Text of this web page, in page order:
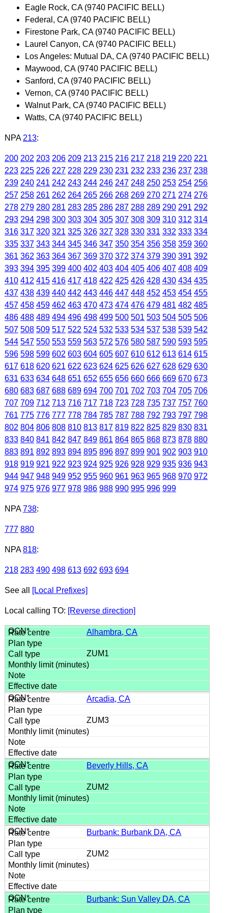
Eagle Rock, CA (9740 PACIFIC BELL)
Federal, CA (9740 PACIFIC BELL)
Firestone Park, CA (9740 PACIFIC BELL)
Laurel Canyon, CA (9740 PACIFIC BELL)
Los Angeles: Mutual DA, CA (9740 PACIFIC BELL)
Maywood, CA (9740 PACIFIC BELL)
Sanford, CA (9740 PACIFIC BELL)
Vernon, CA (9740 PACIFIC BELL)
Walnut Park, CA (9740 PACIFIC BELL)
Watts, CA (9740 PACIFIC BELL)
NPA 213:
200 202 203 206 209 213 215 216 217 218 219 220 221
223 225 226 227 228 229 230 231 232 233 236 237 238
239 240 241 242 243 244 246 247 248 250 253 254 256
257 258 261 262 264 265 266 268 269 270 271 274 276
278 279 280 281 283 285 286 287 288 289 290 291 292
293 294 298 300 303 304 305 307 308 309 310 312 314
316 317 320 321 325 326 327 328 330 331 332 333 334
335 337 343 344 345 346 347 350 354 356 358 359 360
361 362 363 364 367 369 370 372 374 379 390 391 392
393 394 395 399 400 402 403 404 405 406 407 408 409
410 412 415 416 417 418 422 425 426 428 430 434 435
437 438 439 440 442 443 446 447 448 452 453 454 455
457 458 459 462 463 470 473 474 476 479 481 482 485
486 488 489 494 496 498 499 500 501 503 504 505 506
507 508 509 517 522 524 532 533 534 537 538 539 542
544 547 550 553 559 563 572 576 580 587 590 593 595
596 598 599 602 603 604 605 607 610 612 613 614 615
617 618 620 621 622 623 624 625 626 627 628 629 630
631 633 634 648 651 652 655 656 660 666 669 670 673
680 683 687 688 689 694 700 701 702 703 704 705 706
707 709 712 713 716 717 718 723 728 735 737 757 760
761 775 776 777 778 784 785 787 788 792 793 797 798
802 804 806 808 810 813 817 819 822 825 829 830 831
833 840 841 842 847 849 861 864 865 868 873 878 880
883 891 892 893 894 895 896 897 899 901 902 903 910
918 919 921 922 923 924 925 926 928 929 935 936 943
944 947 948 949 952 955 960 961 963 965 968 970 972
974 975 976 977 978 986 988 990 995 996 999
NPA 738:
777 880
NPA 818:
218 283 490 498 613 692 693 694
See all [Local Prefixes]
Local calling TO: [Reverse direction]
Alhambra, CA
ZUM1
Arcadia, CA
ZUM3
Beverly Hills, CA
ZUM2
Burbank: Burbank DA, CA
ZUM2
Burbank: Sun Valley DA, CA